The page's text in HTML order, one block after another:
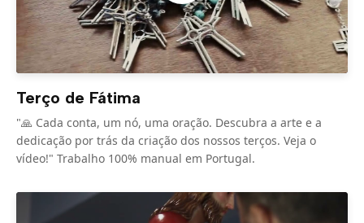
Terço de Fátima
"🙏 Cada conta, um nó, uma oração. Descubra a arte e a
dedicação por trás da criação dos nossos terços. Veja o
vídeo!" Trabalho 100% manual em Portugal.